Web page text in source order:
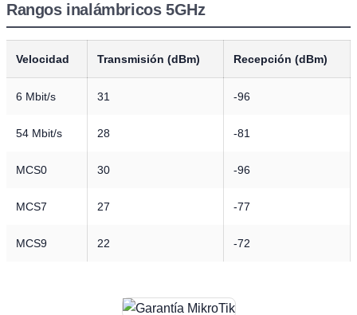
Rangos inalámbricos 5GHz
Velocidad Transmisión (dBm) Recepción (dBm)
6 Mbit/s 31 -96
54 Mbit/s 28 -81
MCS0 30 -96
MCS7 27 -77
MCS9 22 -72